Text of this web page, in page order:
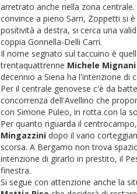
arretrato anche nella zona
convince a pieno Sarri, Zoppetti si
positività a destra, si cerca una
coppia Gonnella-Delli Carri.
Il nome segnato sul taccuino è
trentaquattrenne Michele Mignani
decennio a Siena ha l'intenzione di
Per il centrale genovese c'è da
concorrenza dell'Avellino che
con Simone Puleo, in rotta con la
Per quanto riguarda il
Mingazzini dopo il vano
scorsa. A Bergamo non trova
intenzione di girarlo in prestito, il
finestra.
Si segue con attenzione anche la